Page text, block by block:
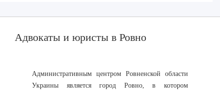
Адвокаты и юристы в Ровно
Административным центром Ровненской области
Украины является город Ровно, в котором